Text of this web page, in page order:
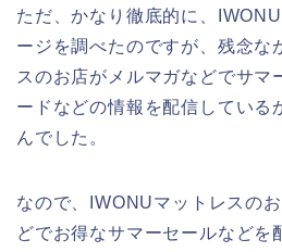
ただ、かなり徹底的に、
ージを調べたのですが、残念な
スのお店がメルマガなどでサマ
ードなどの情報を配信している
んでした。
なので、IWONUマットレスの
どでお得なサマーセールなどを